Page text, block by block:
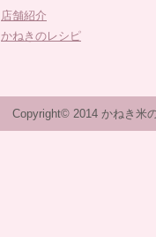
店舗紹介
かねきのレシピ
Copyright© 2014 かねき米